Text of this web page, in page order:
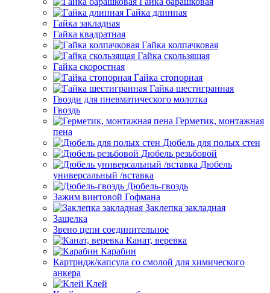
Гайка длинная
Гайка закладная
Гайка квадратная
Гайка колпачковая
Гайка скользящая
Гайка скоростная
Гайка стопорная
Гайка шестигранная
Гвозди для пневматического молотка
Гвоздь
Герметик, монтажная
пена
Дюбель для полых стен
Дюбель резьбовой
Дюбель
универсальный /вставка
Дюбель-гвоздь
Зажим винтовой Гофмана
Заклепка закладная
Защелка
Звено цепи соединительное
Канат, веревка
Карабин
Картридж/капсула со смолой для химического
анкера
Клей